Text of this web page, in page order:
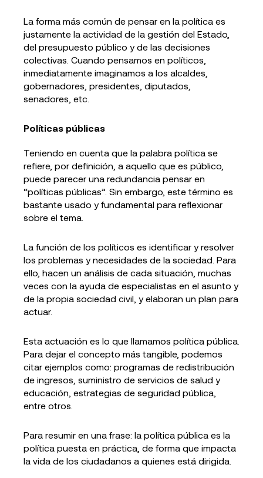
La forma más común de pensar en la política es
justamente la actividad de la gestión del Estado,
del presupuesto público y de las decisiones
colectivas. Cuando pensamos en políticos,
inmediatamente imaginamos a los alcaldes,
gobernadores, presidentes, diputados,
senadores, etc.
Políticas públicas
Teniendo en cuenta que la palabra política se
refiere, por definición, a aquello que es público,
puede parecer una redundancia pensar en
“políticas públicas”. Sin embargo, este término es
bastante usado y fundamental para reflexionar
sobre el tema.
La función de los políticos es identificar y resolver
los problemas y necesidades de la sociedad. Para
ello, hacen un análisis de cada situación, muchas
veces con la ayuda de especialistas en el asunto y
de la propia sociedad civil, y elaboran un plan para
actuar.
Esta actuación es lo que llamamos política pública.
Para dejar el concepto más tangible, podemos
citar ejemplos como: programas de redistribución
de ingresos, suministro de servicios de salud y
educación, estrategias de seguridad pública,
entre otros.
Para resumir en una frase: la política pública es la
política puesta en práctica, de forma que impacta
la vida de los ciudadanos a quienes está dirigida.